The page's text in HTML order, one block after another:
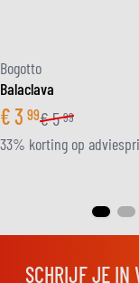
Bogotto
Balaclava
€3 99€5 99
33% korting op
SCHRIJF JE IN